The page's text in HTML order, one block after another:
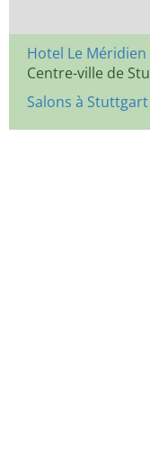
Hotel Le Méridien
Centre-ville de
Salons à Stuttgart